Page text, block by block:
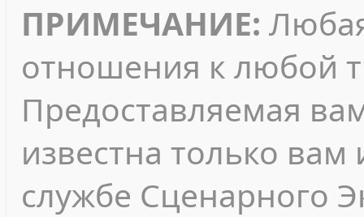
ПРИМЕЧАНИЕ:
отношения к любой
Предоставляемая
известна только
службе Сценарного